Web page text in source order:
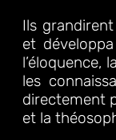
Ils
et
l’éloquence,
les
directement
et la